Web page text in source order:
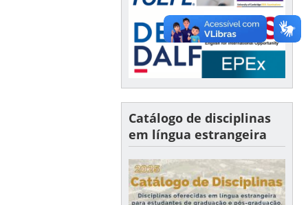
Catálogo de disciplinas
em língua estrangeira